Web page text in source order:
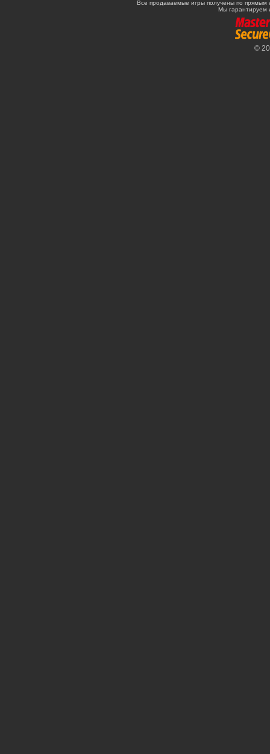
Все продаваемые игры получены по
Мы гарантируем
©